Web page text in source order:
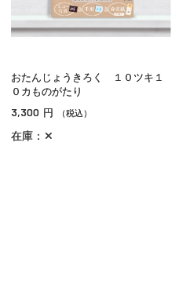
おたんじょうきろく １０ツキ１
０カものがたり
3,300 円 （税込）
在庫：✕